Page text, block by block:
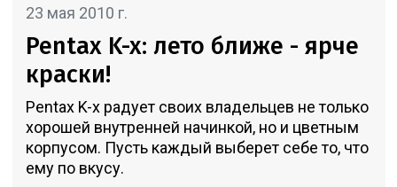
23 мая 2010 г.
Pentax K-x: лето ближе - ярче
краски!
Pentax K-x радует своих владельцев не только
хорошей внутренней начинкой, но и цветным
корпусом. Пусть каждый выберет себе то, что
ему по вкусу.